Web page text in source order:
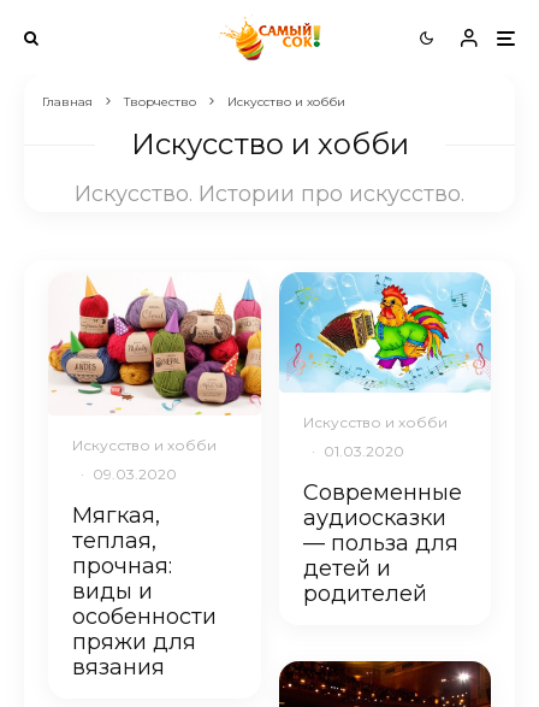
Главная Творчество Искусство и хобби
Искусство и хобби
Искусство. Истории про искусство.
Искусство и хобби
· 09.03.2020
Мягкая,
теплая,
прочная:
виды и
особенности
пряжи для
вязания
Искусство и хобби
· 01.03.2020
Современные
аудиосказки
— польза для
детей и
родителей